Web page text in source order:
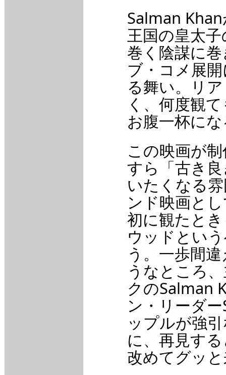
Salman
王国の皇太
巻く陰謀に
ブ・コメ展
る舞い。リ
く、何度観
お腹一杯に
この映画が
すら「古き
いたくなる
ンド映画と
初に観たと
ウッドとい
う。一歩間
うなところ
クのSalman
ン・リーダ
ップルが強
に、再見す
改めてグッ